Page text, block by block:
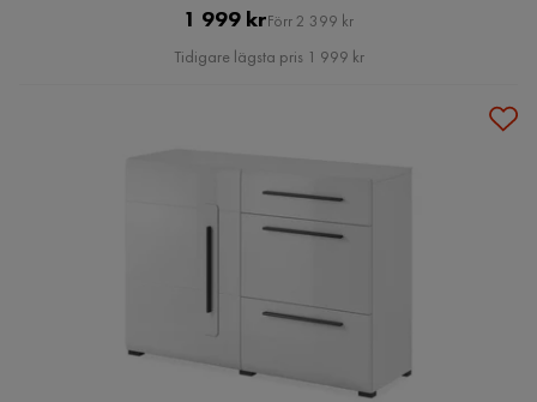
Pris
1 999 krOriginal
Pris
Förr 2 399 kr
Tidigare lägsta pris 1 999 kr